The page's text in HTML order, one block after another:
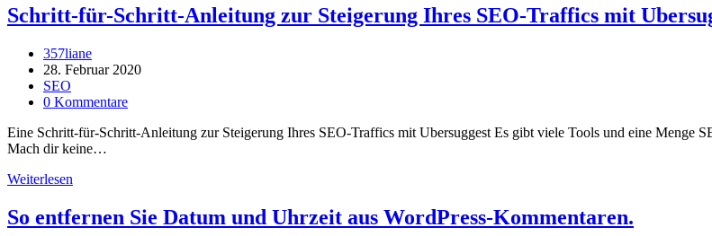
WordPress-
Plugin
Yoast
Schritt-für-Schritt-Anleitung zur Steigerung Ihres SEO-Traffics mit
Beitrags-
Autor:
357liane
Beitrag
veröffentlicht:
28. Februar 2020
Beitrags-
Kategorie:
SEO
Beitrags-
0 Kommentare
Eine Schritt-für-Schritt-Anleitung zur Steigerung Ihres SEO-Traffics mit Ubersuggest Es gibt viele Tools und eine Menge
Mach dir keine…
Weiterlesen
Anleitung
So entfernen Sie Datum und Uhrzeit aus WordPress-Kommentaren.